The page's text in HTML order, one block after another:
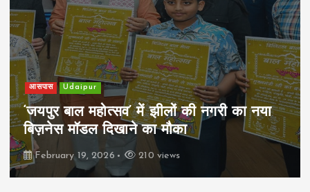
आसपास Udaipur
‘जयपुर बाल महोत्सव’ में झीलों की नगरी का नया
बिज़नेस मॉडल दिखाने का मौका
February 19, 2026 210 views